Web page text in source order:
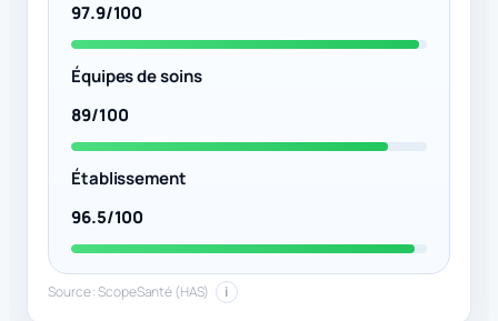
97.9/100
Équipes de soins
89/100
Établissement
96.5/100
Source : ScopeSanté (HAS) i